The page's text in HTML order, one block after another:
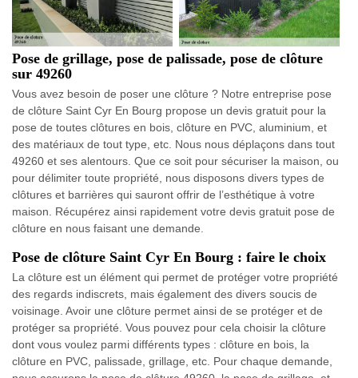
Pose de grillage, pose de palissade, pose de clôture
sur 49260
Vous avez besoin de poser une clôture ? Notre entreprise pose
de clôture Saint Cyr En Bourg propose un devis gratuit pour la
pose de toutes clôtures en bois, clôture en PVC, aluminium, et
des matériaux de tout type, etc. Nous nous déplaçons dans tout
49260 et ses alentours. Que ce soit pour sécuriser la maison, ou
pour délimiter toute propriété, nous disposons divers types de
clôtures et barrières qui sauront offrir de l’esthétique à votre
maison. Récupérez ainsi rapidement votre devis gratuit pose de
clôture en nous faisant une demande.
Pose de clôture Saint Cyr En Bourg : faire le choix
La clôture est un élément qui permet de protéger votre propriété
des regards indiscrets, mais également des divers soucis de
voisinage. Avoir une clôture permet ainsi de se protéger et de
protéger sa propriété. Vous pouvez pour cela choisir la clôture
dont vous voulez parmi différents types : clôture en bois, la
clôture en PVC, palissade, grillage, etc. Pour chaque demande,